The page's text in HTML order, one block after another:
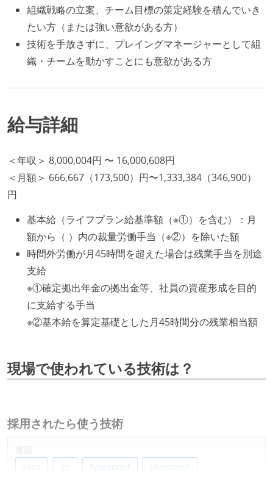
組織戦略の立案、チーム目標の策定経験を積んでいき
たい方（または強い意欲がある方）
技術を手放さずに、プレイングマネージャーとして組
織・チームを動かすことにも意欲がある方
給与詳細
＜年収＞ 8,000,004円 〜 16,000,608円
＜月額＞ 666,667（173,500）円〜1,333,384（346,900）
円
基本給（ライフプラン給基準額（※①）を含む）：月
額から（ ）内の裁量労働手当（※②）を除いた額
時間外労働が月45時間を超えた場合は残業手当を別途
支給
※①確定拠出年金の拠出金等、社員の資産形成を目的
に支給する手当
※②基本給を算定基礎とした月45時間分の残業相当額
現場で使われている技術は？
採用されたら使う技術
言語
sass
go typescript javascript